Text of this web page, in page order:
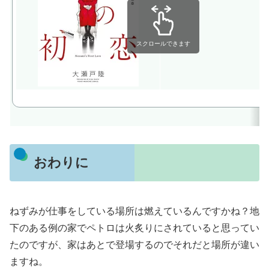
スクロールできます
おわりに
ねずみが仕事をしている場所は燃えているんですかね？地
下のある例の家でペトロは火炙りにされていると思ってい
たのですが、家はあとで登場するのでそれだと場所が違い
ますね。